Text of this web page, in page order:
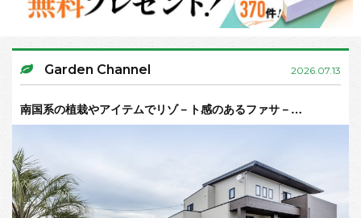
Garden Channel 2026.07.13
南国系の植栽やアイテムでリゾ－ト感のあるファサ－…